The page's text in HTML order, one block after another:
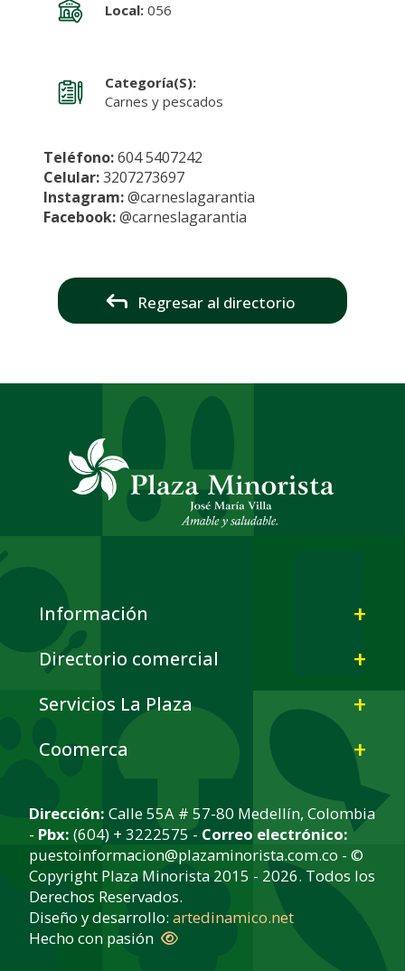
Local:056
Categoría(s):
Carnes y pescados
Teléfono:604 5407242
Celular:3207273697
Instagram:@carneslagarantia
Facebook:@carneslagarantia
Regresar al directorio
Información
Directorio comercial
Servicios La Plaza
Coomerca
Dirección: Calle 55A # 57-80 Medellín, Colombia
- Pbx: (604) + 3222575 - Correo electrónico:
puestoinformacion@plazaminorista.com.co - ©
Copyright Plaza Minorista 2015 - 2026. Todos los
Derechos Reservados.
Diseño y desarrollo:artedinamico.net
Hecho con pasión